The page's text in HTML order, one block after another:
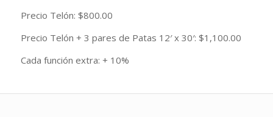
Precio Telón: $800.00
Precio Telón + 3 pares de Patas 12′ x 30′: $1,100.00
Cada función extra: + 10%